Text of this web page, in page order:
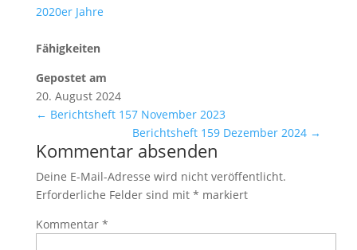
2020er Jahre
Fähigkeiten
Gepostet am
20. August 2024
← Berichtsheft 157 November 2023
Berichtsheft 159 Dezember 2024 →
Kommentar absenden
Deine E-Mail-Adresse wird nicht veröffentlicht.
Erforderliche Felder sind mit * markiert
Kommentar *